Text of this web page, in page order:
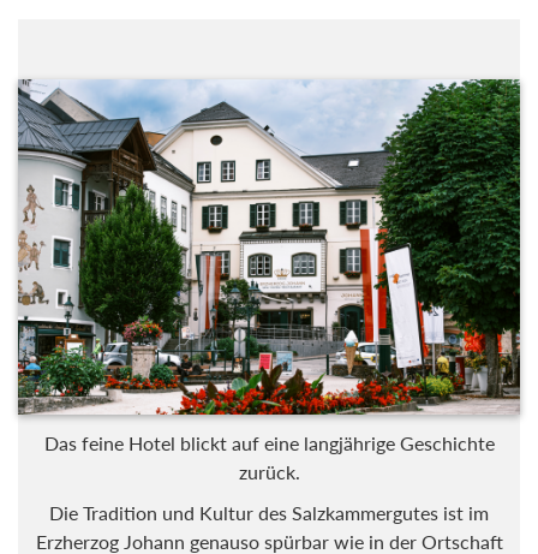
Das feine Hotel blickt auf eine langjährige Geschichte
zurück.
Die Tradition und Kultur des Salzkammergutes ist im
Erzherzog Johann genauso spürbar wie in der Ortschaft